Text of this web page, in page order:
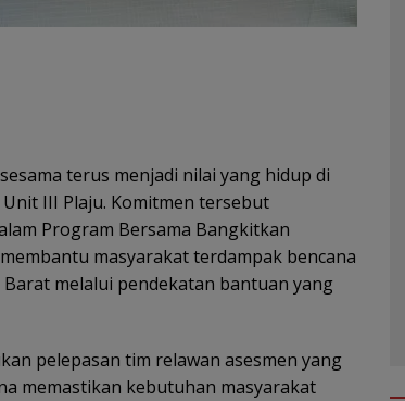
terus menjadi nilai yang hidup di
III Plaju. Komitmen tersebut
Program Bersama Bangkitkan
masyarakat terdampak bencana
melalui pendekatan bantuan yang
pelepasan tim relawan asesmen yang
memastikan kebutuhan masyarakat